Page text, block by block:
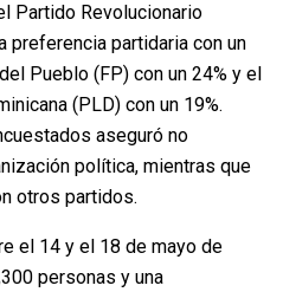
Partido Revolucionario
preferencia partidaria con un
Pueblo (FP) con un 24% y el
(PLD) con un 19%.
aseguró no
política, mientras que
otros partidos.
el 14 y el 18 de mayo de
personas y una